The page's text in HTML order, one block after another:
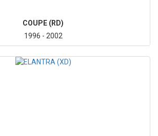
COUPE (RD)
1996 - 2002